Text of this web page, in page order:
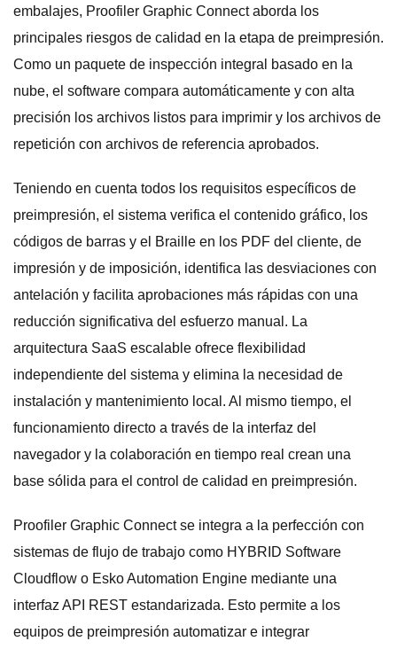
embalajes, Proofiler Graphic Connect aborda los
principales riesgos de calidad en la etapa de preimpresión.
Como un paquete de inspección integral basado en la
nube, el software compara automáticamente y con alta
precisión los archivos listos para imprimir y los archivos de
repetición con archivos de referencia aprobados.
Teniendo en cuenta todos los requisitos específicos de
preimpresión, el sistema verifica el contenido gráfico, los
códigos de barras y el Braille en los PDF del cliente, de
impresión y de imposición, identifica las desviaciones con
antelación y facilita aprobaciones más rápidas con una
reducción significativa del esfuerzo manual. La
arquitectura SaaS escalable ofrece flexibilidad
independiente del sistema y elimina la necesidad de
instalación y mantenimiento local. Al mismo tiempo, el
funcionamiento directo a través de la interfaz del
navegador y la colaboración en tiempo real crean una
base sólida para el control de calidad en preimpresión.
Proofiler Graphic Connect se integra a la perfección con
sistemas de flujo de trabajo como HYBRID Software
Cloudflow o Esko Automation Engine mediante una
interfaz API REST estandarizada. Esto permite a los
equipos de preimpresión automatizar e integrar